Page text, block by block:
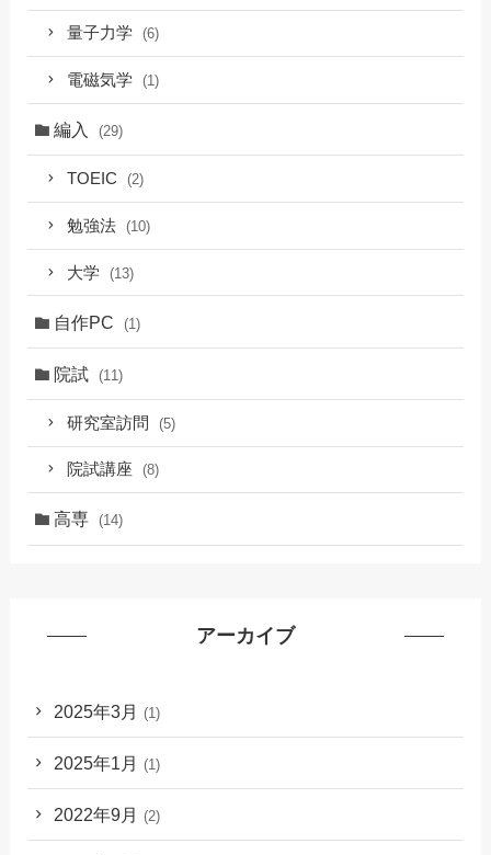
量子力学 (6)
電磁気学 (1)
編入 (29)
TOEIC (2)
勉強法 (10)
大学 (13)
自作PC (1)
院試 (11)
研究室訪問 (5)
院試講座 (8)
高専 (14)
アーカイブ
2025年3月 (1)
2025年1月 (1)
2022年9月 (2)